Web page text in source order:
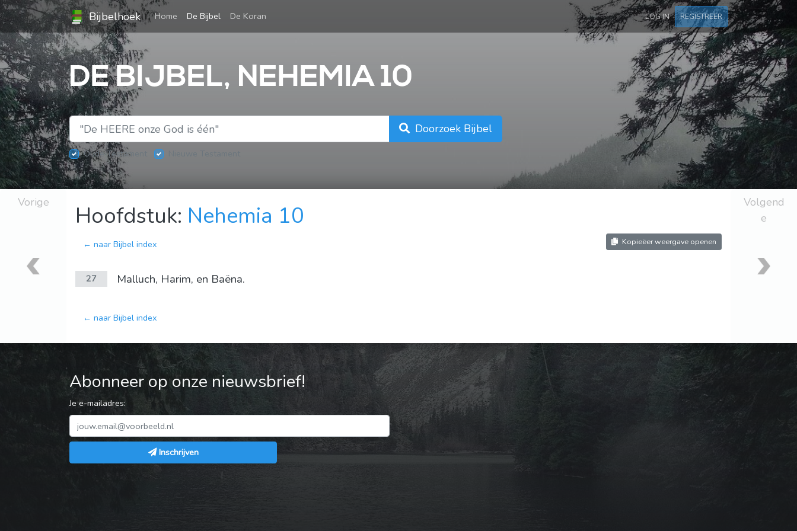
Bijbelhoek Home (current)
De Bijbel De Koran LOG IN REGISTREER
DE BIJBEL, NEHEMIA 10
Doorzoek Bijbel
Oude Testament
Vorige Hoofdstuk: Nehemia 10
← naar Bijbel index Kopieëer weergave openen
27 Malluch, Harim, en Baëna.
← naar Bijbel index
Volgend
e
Abonneer op onze nieuwsbrief!
Je e-mailadres:
Inschrijven